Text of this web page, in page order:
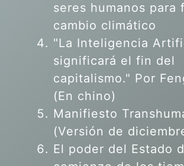
seres humanos para
cambio climático
"La Inteligencia
significará el fin del
capitalismo." Por
(En chino)
Manifiesto
(Versión de
El poder del Estado